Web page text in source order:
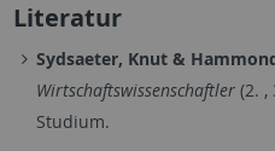
Literatur
Sydsaeter, Knut &
Wirtschaftswissenschaftler (2. ,
Studium.